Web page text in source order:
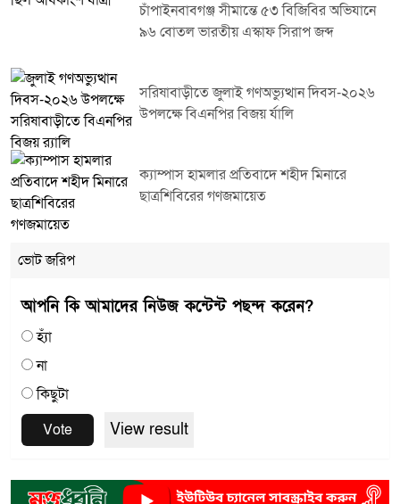
চাঁপাইনবাবগঞ্জ সীমান্তে ৫৩ বিজিবির অভিযানে
৯৬ বোতল ভারতীয় এস্কাফ সিরাপ জব্দ
সরিষাবাড়ীতে জুলাই গণঅভ্যুত্থান দিবস-২০২৬
উপলক্ষে বিএনপির বিজয় র্যালি
ক্যাম্পাস হামলার প্রতিবাদে শহীদ মিনারে
ছাত্রশিবিরের গণজমায়েত
ভোট জরিপ
আপনি কি আমাদের নিউজ কন্টেন্ট পছন্দ করেন?
হ্যাঁ
না
কিছুটা
Vote
View result